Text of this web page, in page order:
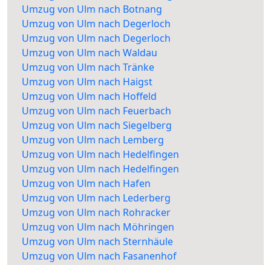
Umzug von Ulm nach Botnang
Umzug von Ulm nach Degerloch
Umzug von Ulm nach Degerloch
Umzug von Ulm nach Waldau
Umzug von Ulm nach Tränke
Umzug von Ulm nach Haigst
Umzug von Ulm nach Hoffeld
Umzug von Ulm nach Feuerbach
Umzug von Ulm nach Siegelberg
Umzug von Ulm nach Lemberg
Umzug von Ulm nach Hedelfingen
Umzug von Ulm nach Hedelfingen
Umzug von Ulm nach Hafen
Umzug von Ulm nach Lederberg
Umzug von Ulm nach Rohracker
Umzug von Ulm nach Möhringen
Umzug von Ulm nach Sternhäule
Umzug von Ulm nach Fasanenhof